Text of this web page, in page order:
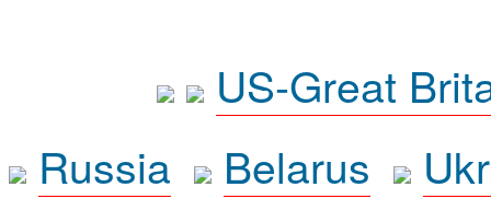
US-Great
Russia
Belarus